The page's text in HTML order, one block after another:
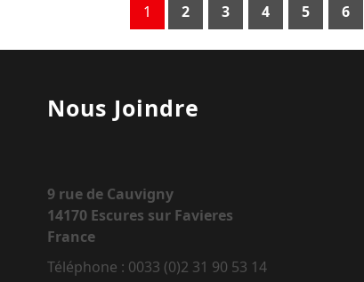
1 2 3 4 5 6
Nous Joindre
9 rue de Cauvigny
14170 Escures sur Favieres
France
Téléphone : 0033 (0)2 31 90 53 14